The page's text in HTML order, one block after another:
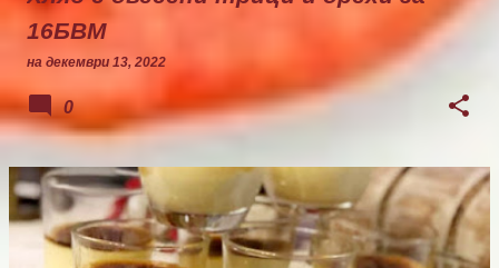
16БВМ
на декември 13, 2022
0